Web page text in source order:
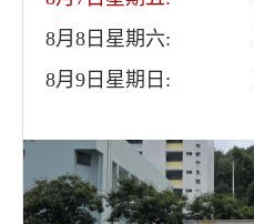
8月8日星期六:
8月9日星期日: